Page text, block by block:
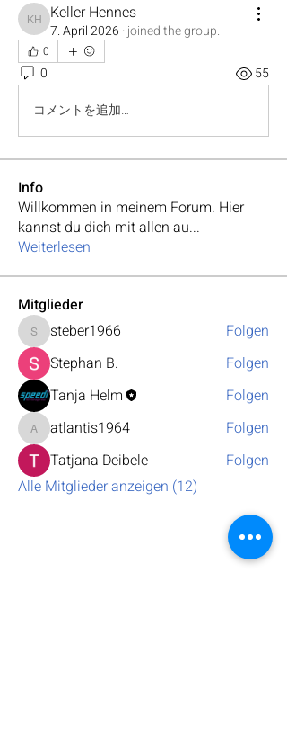
Keller Hennes
Keller Hennes
7. April 2026 · joined the group.
0
0
55
コメントを追加…
Info
Willkommen in meinem Forum. Hier
kannst du dich mit allen au...
Weiterlesen
Mitglieder
steber1966
steber1966
Folgen
Stephan B.
Folgen
Tanja Helm
Folgen
atlantis1964
atlantis1964
Folgen
Tatjana Deibele
Folgen
Alle Mitglieder anzeigen (12)